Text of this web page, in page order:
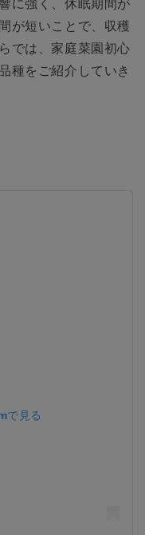
に強く、休眠期間が
が短いことで、収穫
では、家庭菜園初心
種をご紹介していき
で見る